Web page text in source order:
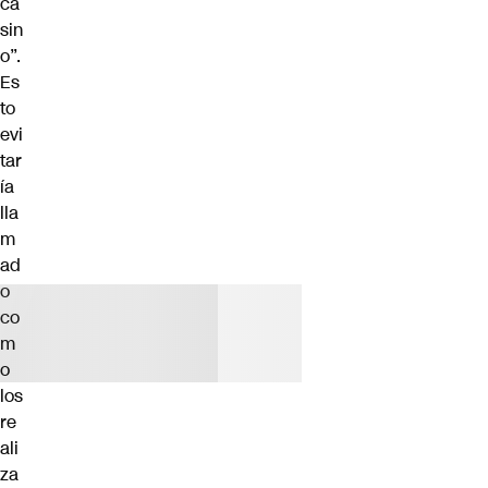
sin
o”.
Es
to
evi
tar
ía
lla
m
ad
o
co
m
o
los
re
ali
za